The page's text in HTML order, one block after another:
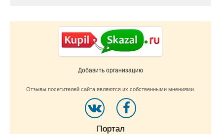
Добавить организацию
Отзывы посетителей сайта являются их собственными мнениями.
Портал